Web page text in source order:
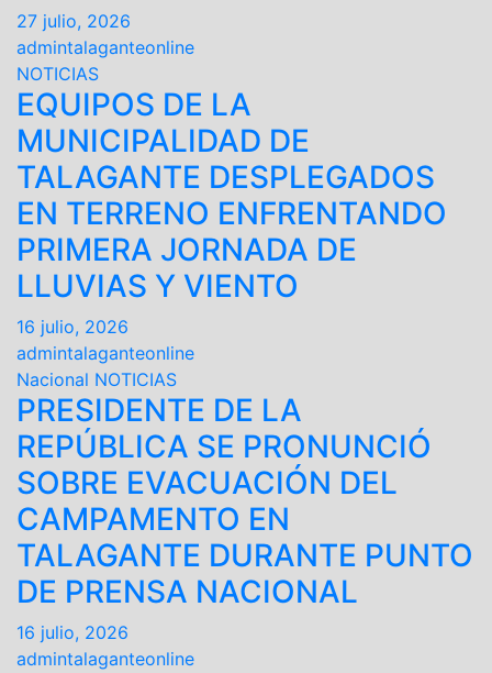
27 julio, 2026
admintalaganteonline
NOTICIAS
EQUIPOS DE LA
MUNICIPALIDAD DE
TALAGANTE DESPLEGADOS
EN TERRENO ENFRENTANDO
PRIMERA JORNADA DE
LLUVIAS Y VIENTO
16 julio, 2026
admintalaganteonline
Nacional NOTICIAS
PRESIDENTE DE LA
REPÚBLICA SE PRONUNCIÓ
SOBRE EVACUACIÓN DEL
CAMPAMENTO EN
TALAGANTE DURANTE PUNTO
DE PRENSA NACIONAL
16 julio, 2026
admintalaganteonline